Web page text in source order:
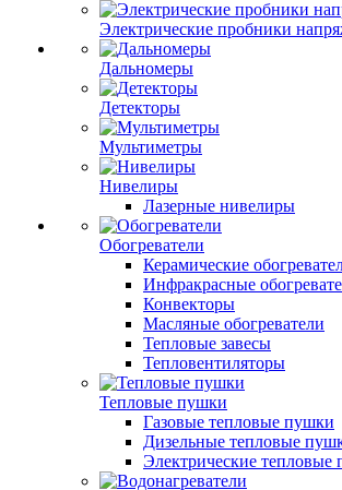
Электрические пробники
Дальномеры
Детекторы
Мультиметры
Нивелиры
Лазерные нивелиры
Обогреватели
Керамические
Инфракрасные
Конвекторы
Масляные обогреватели
Тепловые завесы
Тепловентиляторы
Тепловые пушки
Газовые тепловые пушки
Дизельные тепловые
Электрические тепловые